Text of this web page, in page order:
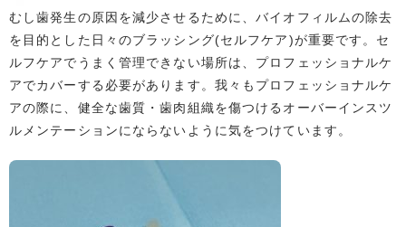
むし歯発生の原因を減少させるために、バイオフィルムの除去
を目的とした日々のブラッシング(セルフケア)が重要です。セ
ルフケアでうまく管理できない場所は、プロフェッショナルケ
アでカバーする必要があります。我々もプロフェッショナルケ
アの際に、健全な歯質・歯肉組織を傷つけるオーバーインスツ
ルメンテーションにならないように気をつけています。